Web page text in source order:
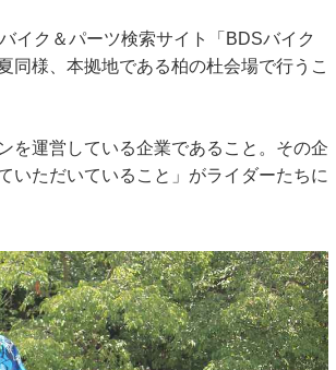
イク＆パーツ検索サイト「BDSバイク
同様、本拠地である柏の杜会場で行うこ
を運営している企業であること。その企
いただいていること」がライダーたちに